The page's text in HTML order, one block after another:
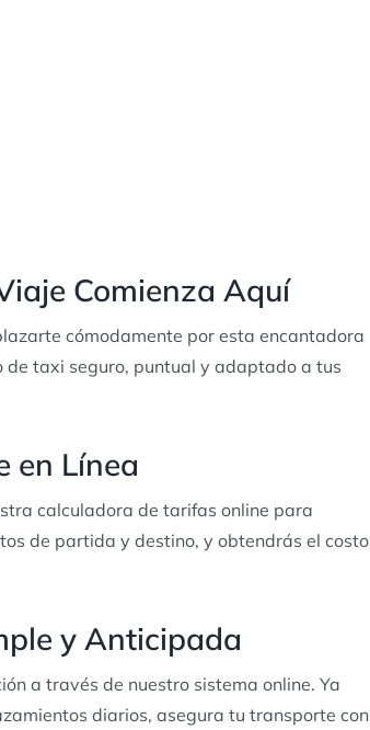
Comienza Aquí
cómodamente por esta encantadora
de taxi seguro, puntual y adaptado a tus
en Línea
calculadora de tarifas online para
de partida y destino, y obtendrás el costo
y Anticipada
a través de nuestro sistema online. Ya
diarios, asegura tu transporte con